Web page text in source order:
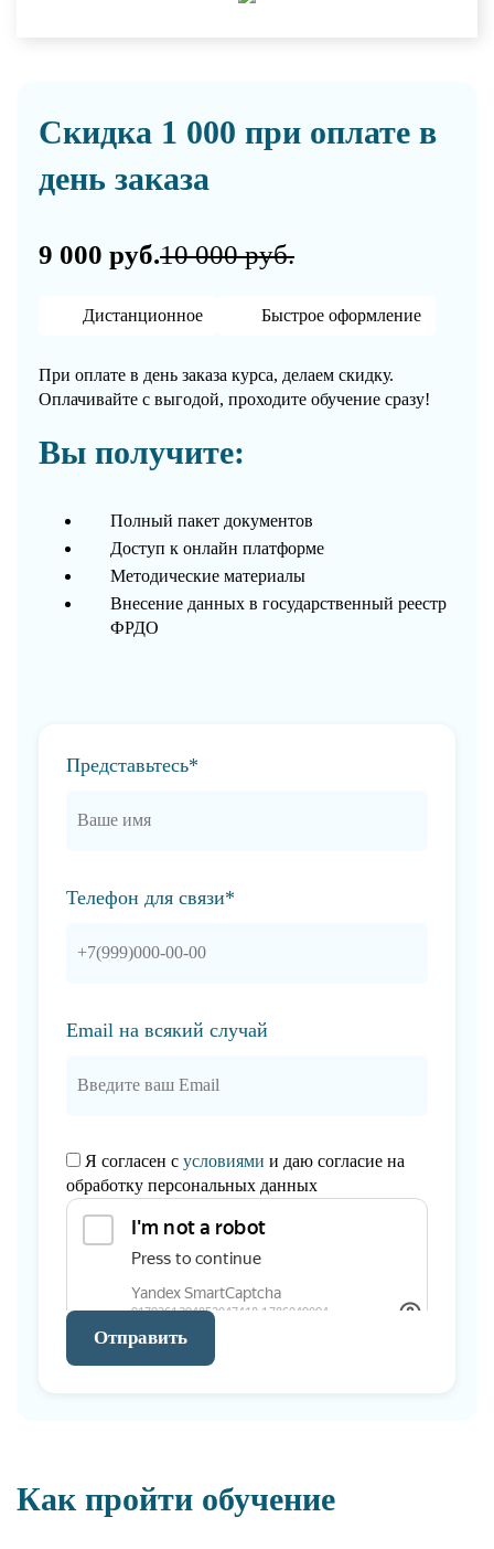
Скидка 1 000 при оплате в
день заказа
9 000 руб.10 000 руб.
Дистанционное Быстрое оформление
При оплате в день заказа курса, делаем скидку.
Оплачивайте с выгодой, проходите обучение сразу!
Вы получите:
Полный пакет документов
Доступ к онлайн платформе
Методические материалы
Внесение данных в государственный реестр
ФРДО
Представьтесь*
Телефон для связи*
Email на всякий случай
Я согласен с условиями и даю согласие на
обработку персональных данных
Отправить
Как пройти обучение